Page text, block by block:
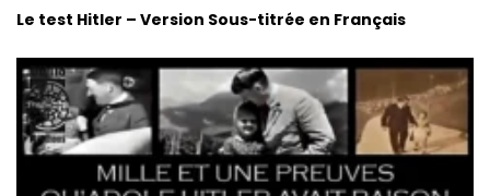
Le test Hitler – Version Sous-titrée en Français